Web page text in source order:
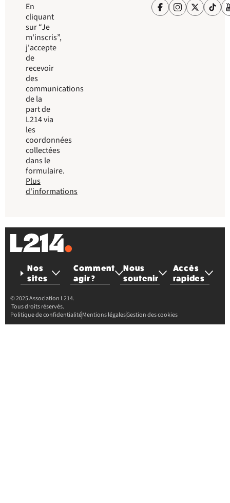
En
cliquant
sur “Je
m'inscris”,
j'accepte
de
recevoir
des
communications
de la
part de
L214 via
les
coordonnées
collectées
dans le
formulaire.
Plus
d'informations
Nos
sites
Comment
agir ?
Nous
soutenir
Accès
rapides
© 2025 Association L214.
Tous droits réservés.
Politique de confidentialitéMentions légalesGestion des cookies